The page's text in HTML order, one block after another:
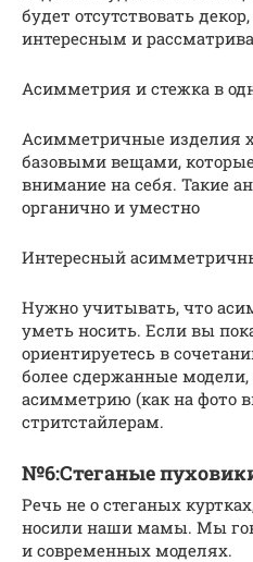
будет отсутствовать
интересным и
Асимметрия и стежка в
Асимметричные изделия
базовыми вещами,
внимание на себя. Такие
органично и уместно
Интересный
Нужно учитывать, что
уметь носить. Если вы
ориентируетесь в
более сдержанные
асимметрию (как на фото
стритстайлерам.
№6:Стеганые
Речь не о стеганых
носили наши мамы. Мы
и современных моделях.